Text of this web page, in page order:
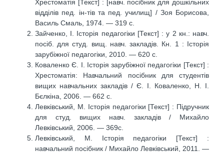
Хрестоматія [Текст] : [навч. посібник для дошкільних
відділів пед. ін-тів та пед. училищ] / Зоя Борисова,
Василь Смаль, 1974. — 319 с.
Зайченко, І. Історія педагогіки [Текст] : у 2 кн.: навч.
посіб. для студ. вищ. навч. закладів. Кн. 1 : Історія
зарубіжної педагогіки, 2010. — 620 с.
Коваленко Є. І. Історія зарубіжної педагогіки [Текст] :
Хрестоматія: Навчальний посібник для студентів
вищих навчальних закладів / Є. І. Коваленко, Н. І.
Бєлкіна, 2006. — 662 с.
Левківський, М. Історія педагогіки [Текст] : Підручник
для студ. вищих навч. закладів / Михайло
Левківський, 2006. — 369с.
Левківський, М. Історія педагогіки [Текст] :
навчальний посібник / Михайло Левківський, 2011. —